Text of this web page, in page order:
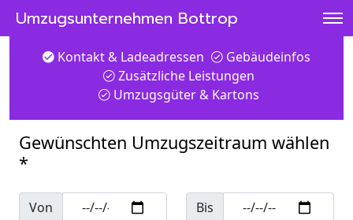
Umzugsunternehmen Bottrop
Kontakt & Ladeadressen
Gebäudeinfos
Zusätzliche Leistungen
Umzugsgüter & Kartons
Gewünschten Umzugszeitraum wählen
*
Von Bis